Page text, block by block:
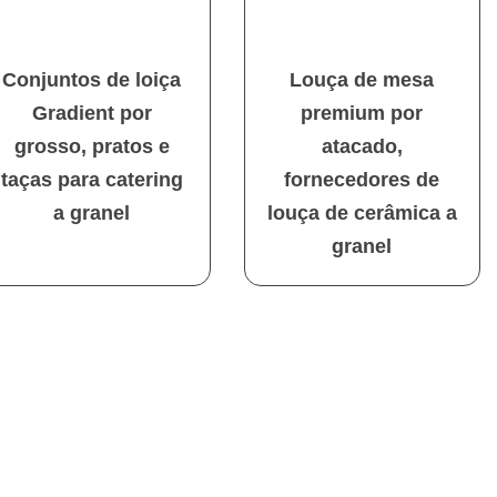
Conjuntos de loiça
Gradient por
grosso, pratos e
taças para catering
a granel
Louça de mesa
premium por
atacado,
fornecedores de
louça de cerâmica a
granel